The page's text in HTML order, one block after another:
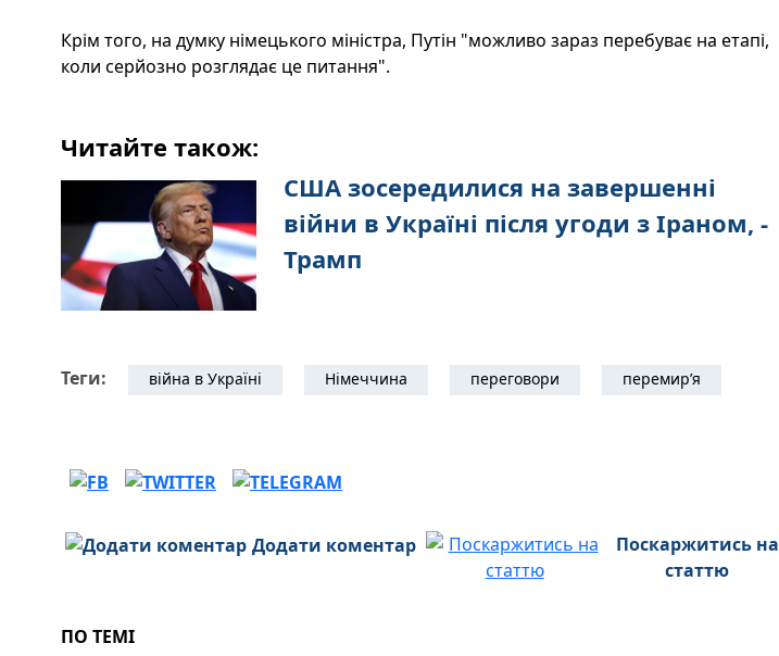
Крім того, на думку німецького міністра, Путін "можливо зараз перебуває на етапі,
коли серйозно розглядає це питання".
Читайте також:
США зосередилися на завершенні
війни в Україні після угоди з Іраном, -
Трамп
Теги: війна в Україні Німеччина переговори перемир’я
Додати коментар
Поскаржитись на
статтю
ПО ТЕМІ